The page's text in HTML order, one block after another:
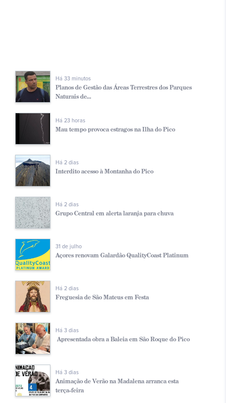
Há 33 minutos
Planos de Gestão das Áreas Terrestres dos Parques
Naturais de...
Há 23 horas
Mau tempo provoca estragos na Ilha do Pico
Há 2 dias
Interdito acesso à Montanha do Pico
Há 2 dias
Grupo Central em alerta laranja para chuva
31 de julho
Açores renovam Galardão QualityCoast Platinum
Há 2 dias
Freguesia de São Mateus em Festa
Há 3 dias
Apresentada obra a Baleia em São Roque do Pico
Há 3 dias
Animação de Verão na Madalena arranca esta
terça-feira